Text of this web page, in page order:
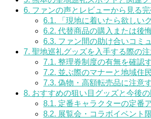
6. ファンの声とレビューから見る
6.1. 「現地に着いたら欲しい
6.2. 代替商品の購入または後
6.3. ファン間の助け合いコミ
7. 聖地巡礼グッズを入手する際の
7.1. 整理券制度の有無を確認
7.2. 並ぶ際のマナーと地域住
7.3. 偽物・高額転売品に注意
8. おすすめの狙い目グッズと今後
8.1. 定番キャラクターの定番
8.2. 展覧会・コラボイベント